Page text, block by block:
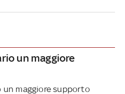
un maggiore
un maggiore supporto